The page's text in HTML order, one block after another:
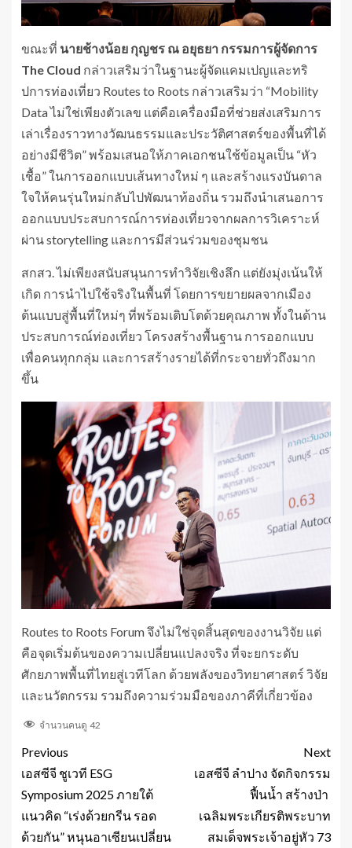
ขณะที่ นายช้างน้อย กุญชร ณ อยุธยา กรรมการผู้จัดการ
The Cloud กล่าวเสริมว่าในฐานะผู้จัดแคมเปญและทริ
ปการท่องเที่ยว Routes to Roots กล่าวเสริมว่า “Mobility
Data ไม่ใช่เพียงตัวเลข แต่คือเครื่องมือที่ช่วยส่งเสริมการ
เล่าเรื่องราวทางวัฒนธรรมและประวัติศาสตร์ของพื้นที่ได้
อย่างมีชีวิต” พร้อมเสนอให้ภาคเอกชนใช้ข้อมูลเป็น “หัว
เชื้อ” ในการออกแบบเส้นทางใหม่ ๆ และสร้างแรงบันดาล
ใจให้คนรุ่นใหม่กลับไปพัฒนาท้องถิ่น รวมถึงนำเสนอการ
ออกแบบประสบการณ์การท่องเที่ยวจากผลการวิเคราะห์
ผ่าน storytelling และการมีส่วนร่วมของชุมชน
สกสว. ไม่เพียงสนับสนุนการทำวิจัยเชิงลึก แต่ยังมุ่งเน้นให้
เกิด การนำไปใช้จริงในพื้นที่ โดยการขยายผลจากเมือง
ต้นแบบสู่พื้นที่ใหม่ๆ ที่พร้อมเติบโตด้วยคุณภาพ ทั้งในด้าน
ประสบการณ์ท่องเที่ยว โครงสร้างพื้นฐาน การออกแบบ
เพื่อคนทุกกลุ่ม และการสร้างรายได้ที่กระจายทั่วถึงมาก
ขึ้น
Routes to Roots Forum จึงไม่ใช่จุดสิ้นสุดของงานวิจัย แต่
คือจุดเริ่มต้นของความเปลี่ยนแปลงจริง ที่จะยกระดับ
ศักยภาพพื้นที่ไทยสู่เวทีโลก ด้วยพลังของวิทยาศาสตร์ วิจัย
และนวัตกรรม รวมถึงความร่วมมือของภาคีที่เกี่ยวข้อง
จำนวนคนดู 42
Previous
เอสซีจี ชูเวที ESG
Symposium 2025 ภายใต้
แนวคิด “เร่งด้วยกรีน รอด
ด้วยกัน” หนุนอาเซียนเปลี่ยน
Next
เอสซีจี ลำปาง จัดกิจกรรม
ฟื้นน้ำ สร้างป่า
เฉลิมพระเกียรติพระบาท
สมเด็จพระเจ้าอยู่หัว 73